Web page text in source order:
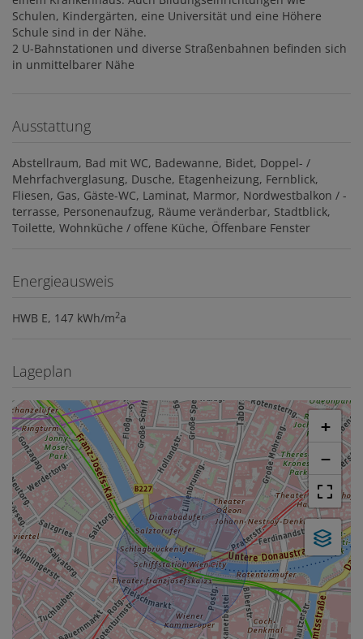
Schulen, Kindergärten, eine Universität und eine Höhere
Schule sind in der Nähe.
2 U-Bahnstationen und diverse Straßenbahnen befinden sich
in unmittelbarer Nähe
Ausstattung
Abstellraum Bad mit WC Badewanne Bidet Doppel- /
Mehrfachverglasung Dusche Etagenheizung Fernblick
Fliesen Gas Gäste-WC Laminat Marmor Nordwestbalkon / -
terrasse Personenaufzug Räume veränderbar Stadtblick
Toilette Wohnküche / offene Küche Öffenbare Fenster
Energieausweis
HWB E, 147 kWh/m2a
Lageplan
+
−